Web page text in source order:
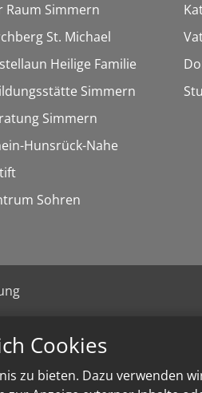
Cookies
zu bieten. Dazu verwenden
Raum Simmern
St. Michael
Heilige Familie
Simmern
Simmern
Hunsrück-Nahe
Sohren